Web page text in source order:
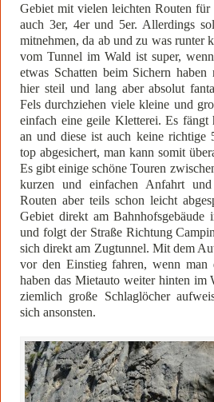
Gebiet mit vielen leichten Routen für
auch 3er, 4er und 5er. Allerdings
mitnehmen, da ab und zu was runter
vom Tunnel im Wald ist super,
etwas Schatten beim Sichern haben
hier steil und lang aber absolut
Fels durchziehen viele kleine und
einfach eine geile Kletterei. Es fängt
an und diese ist auch keine richtige
top abgesichert, man kann somit
Es gibt einige schöne Touren
kurzen und einfachen Anfahrt
Routen aber teils schon leicht
Gebiet direkt am
und folgt der Straße Richtung
sich direkt am Zugtunnel. Mit dem
vor den Einstieg fahren, wenn man
haben das Mietauto weiter hinten im
ziemlich große Schlaglöcher
sich ansonsten.